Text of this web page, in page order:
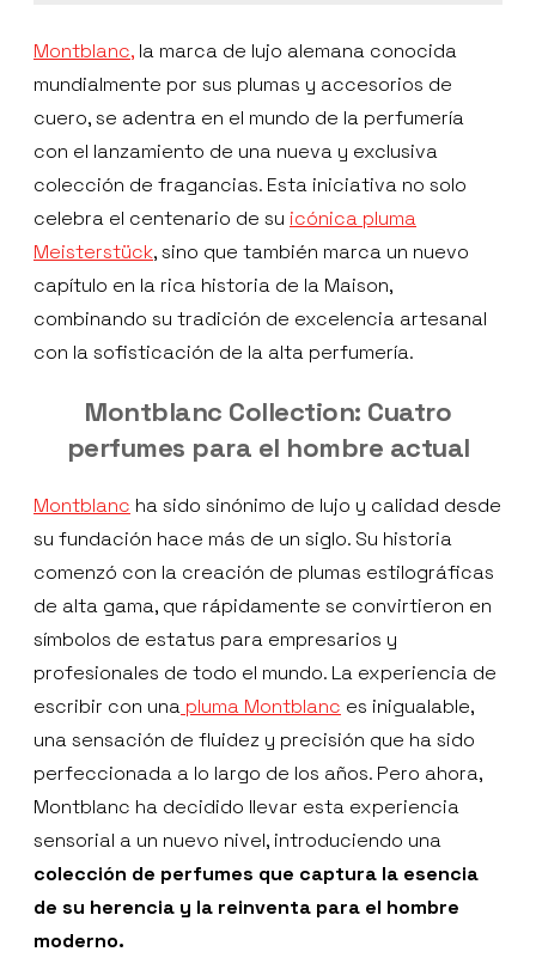
Montblanc, la marca de lujo alemana conocida
mundialmente por sus plumas y accesorios de
cuero, se adentra en el mundo de la perfumería
con el lanzamiento de una nueva y exclusiva
colección de fragancias. Esta iniciativa no solo
celebra el centenario de su icónica pluma
Meisterstück, sino que también marca un nuevo
capítulo en la rica historia de la Maison,
combinando su tradición de excelencia artesanal
con la sofisticación de la alta perfumería.
Montblanc Collection: Cuatro
perfumes para el hombre actual
Montblanc ha sido sinónimo de lujo y calidad desde
su fundación hace más de un siglo. Su historia
comenzó con la creación de plumas estilográficas
de alta gama, que rápidamente se convirtieron en
símbolos de estatus para empresarios y
profesionales de todo el mundo. La experiencia de
escribir con una pluma Montblanc es inigualable,
una sensación de fluidez y precisión que ha sido
perfeccionada a lo largo de los años. Pero ahora,
Montblanc ha decidido llevar esta experiencia
sensorial a un nuevo nivel, introduciendo una
colección de perfumes que captura la esencia
de su herencia y la reinventa para el hombre
moderno.